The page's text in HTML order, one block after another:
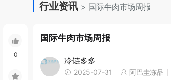
行业资讯 > 国际牛肉市场周报
国际牛肉市场周报
冷链多多
2025-07-31 阿巴圭冻品
0